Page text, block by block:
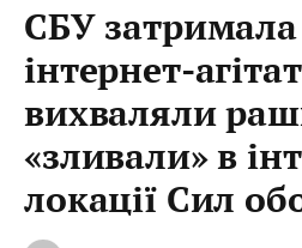
СБУ
інтернет-
вихваляли
«зливали» в
локації Сил